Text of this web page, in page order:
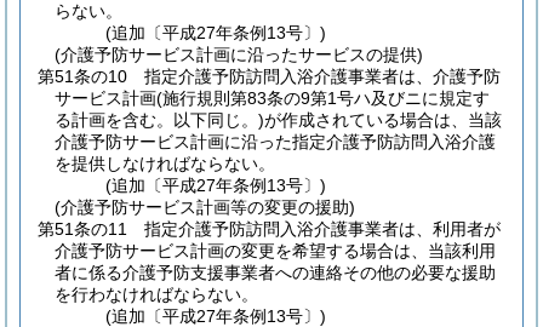
らない。
(追加〔平成27年条例13号〕)
(介護予防サービス計画に沿ったサービスの提供)
第51条の10
指定介護予防訪問入浴介護事業者は、介護予防
サービス計画(施行規則第83条の9第1号ハ及びニに規定す
る計画を含む。以下同じ。)が作成されている場合は、当該
介護予防サービス計画に沿った指定介護予防訪問入浴介護
を提供しなければならない。
(追加〔平成27年条例13号〕)
(介護予防サービス計画等の変更の援助)
第51条の11
指定介護予防訪問入浴介護事業者は、利用者が
介護予防サービス計画の変更を希望する場合は、当該利用
者に係る介護予防支援事業者への連絡その他の必要な援助
を行わなければならない。
(追加〔平成27年条例13号〕)